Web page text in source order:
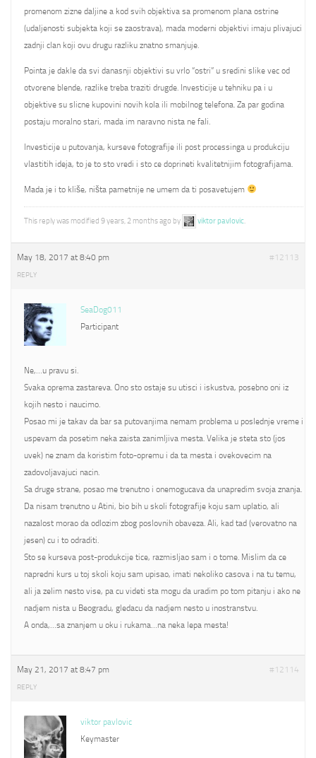
promenom zizne daljine a kod svih objektiva sa promenom plana ostrine
(udaljenosti subjekta koji se zaostrava), mada moderni objektivi imaju plivajuci
zadnji clan koji ovu drugu razliku znatno smanjuje.
Pointa je dakle da svi danasnji objektivi su vrlo “ostri” u sredini slike vec od
otvorene blende, razlike treba traziti drugde. Investicije u tehniku pa i u
objektive su slicne kupovini novih kola ili mobilnog telefona. Za par godina
postaju moralno stari, mada im naravno nista ne fali.
Investicije u putovanja, kurseve fotografije ili post processinga u produkciju
vlastitih ideja, to je to sto vredi i sto ce doprineti kvalitetnijim fotografijama.
Mada je i to kliše, ništa pametnije ne umem da ti posavetujem
This reply was modified 9 years, 2 months ago by viktor pavlovic.
May 18, 2017 at 8:40 pm #12113
REPLY
SeaDog011
Participant
Ne,…u pravu si.
Svaka oprema zastareva. Ono sto ostaje su utisci i iskustva, posebno oni iz
kojih nesto i naucimo.
Posao mi je takav da bar sa putovanjima nemam problema u poslednje vreme i
uspevam da posetim neka zaista zanimljiva mesta. Velika je steta sto (jos
uvek) ne znam da koristim foto-opremu i da ta mesta i ovekovecim na
zadovoljavajuci nacin.
Sa druge strane, posao me trenutno i onemogucava da unapredim svoja znanja.
Da nisam trenutno u Atini, bio bih u skoli fotografije koju sam uplatio, ali
nazalost morao da odlozim zbog poslovnih obaveza. Ali, kad tad (verovatno na
jesen) cu i to odraditi.
Sto se kurseva post-produkcije tice, razmisljao sam i o tome. Mislim da ce
napredni kurs u toj skoli koju sam upisao, imati nekoliko casova i na tu temu,
ali ja zelim nesto vise, pa cu videti sta mogu da uradim po tom pitanju i ako ne
nadjem nista u Beogradu, gledacu da nadjem nesto u inostranstvu.
A onda,…sa znanjem u oku i rukama…na neka lepa mesta!
May 21, 2017 at 8:47 pm #12114
REPLY
viktor pavlovic
Keymaster